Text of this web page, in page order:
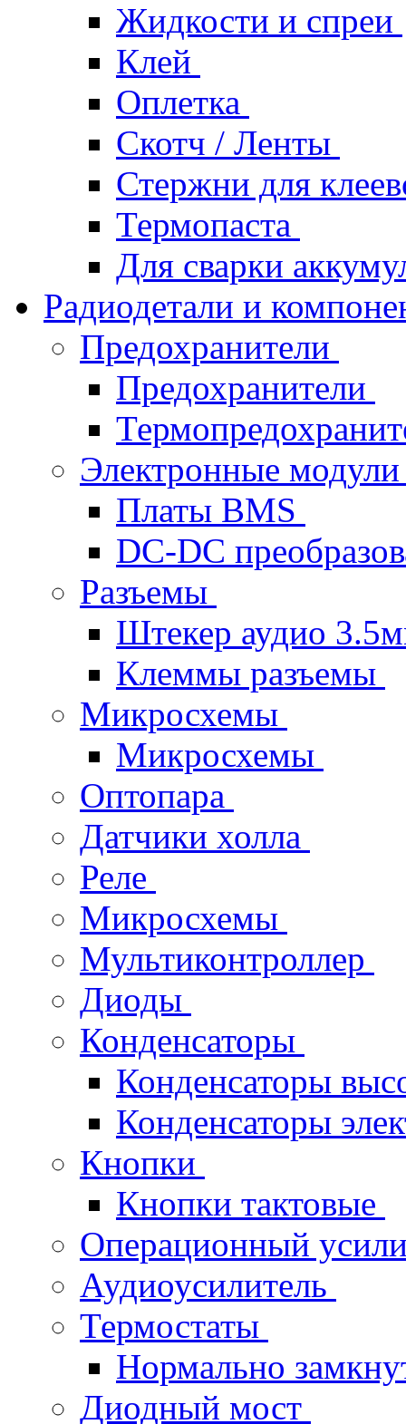
Жидкости и спреи
Клей
Оплетка
Скотч / Ленты
Стержни для
Термопаста
Для сварки
Радиодетали и
Предохранители
Предохранители
Электронные
Платы BMS
DC-DC
Разъемы
Штекер аудио
Клеммы разъемы
Микросхемы
Микросхемы
Оптопара
Датчики холла
Реле
Микросхемы
Мультиконтроллер
Диоды
Конденсаторы
Конденсаторы
Конденсаторы
Кнопки
Кнопки тактовые
Операционный
Аудиоусилитель
Термостаты
Нормально
Диодный мост